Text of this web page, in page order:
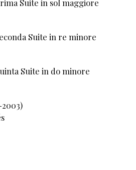
Suite in sol maggiore
Suite in re minore
Suite in do minore